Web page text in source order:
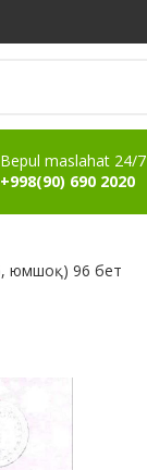
Bepul maslahat 24/7
+998(90) 690 2020
юмшоқ) 96 бет